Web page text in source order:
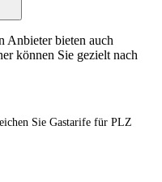
Anbieter bieten auch
können Sie gezielt nach
Sie Gastarife für PLZ